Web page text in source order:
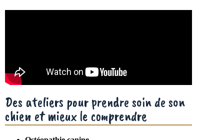
Des ateliers pour prendre soin de son
chien et mieux le comprendre